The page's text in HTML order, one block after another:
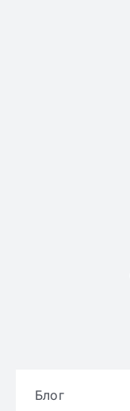
Блог